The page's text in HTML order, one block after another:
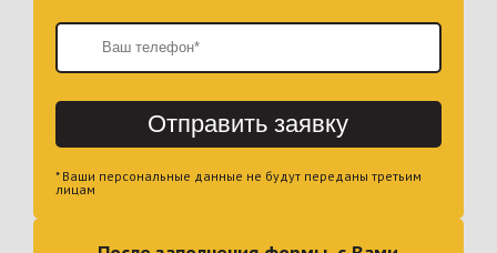
Отправить заявку
* Ваши персональные данные не будут переданы третьим
лицам